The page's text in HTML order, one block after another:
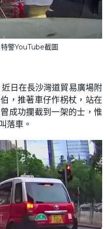
警YouTube截圖
日在長沙灣道貿易廣場附
，推著車仔作柺杖，站在
成功攔截到一架的士，惟
落車。